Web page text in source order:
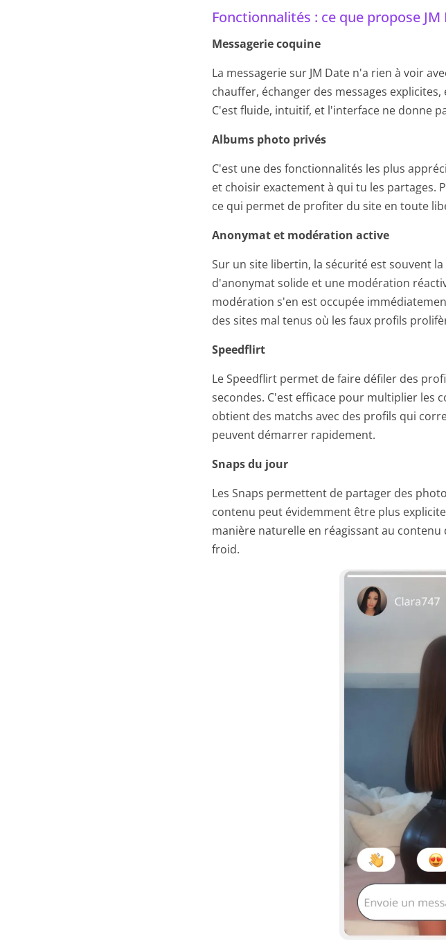
Fonctionnalités : ce que propose JM
Messagerie coquine
La messagerie sur JM Date n'a rien à voir
chauffer, échanger des messages
C'est fluide, intuitif, et l'interface ne donne
Albums photo privés
C'est une des fonctionnalités les plus
et choisir exactement à qui tu les partages.
ce qui permet de profiter du site en toute
Anonymat et modération active
Sur un site libertin, la sécurité est souvent
d'anonymat solide et une modération
modération s'en est occupée
des sites mal tenus où les faux profils
Speedflirt
Le Speedflirt permet de faire défiler des
secondes. C'est efficace pour multiplier les
obtient des matchs avec des profils qui
peuvent démarrer rapidement.
Snaps du jour
Les Snaps permettent de partager des
contenu peut évidemment être plus
manière naturelle en réagissant au
froid.